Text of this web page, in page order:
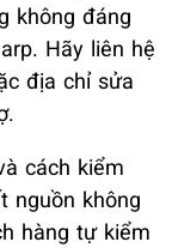
không đáng
Hãy liên hệ
địa chỉ sửa
cách kiểm
nguồn không
hàng tự kiểm